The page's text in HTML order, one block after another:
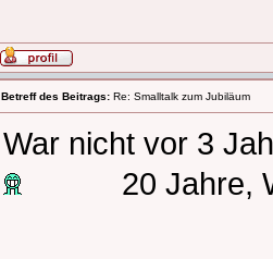
Betreff des Beitrags: Re: Smalltalk zum Jubiläum
War nicht vor 3
20 Jahre,